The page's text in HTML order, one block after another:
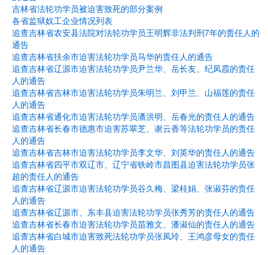
吉林省法轮功学员被迫害致死的部分案例
各省监狱奴工企业情况列表
追查吉林省农安县法院对法轮功学员王明辉非法判刑7年的责任人的
通告
追查吉林省扶余市迫害法轮功学员马华的责任人的通告
追查吉林省辽源市迫害法轮功学员尹兰华、岳长友、纪凤霞的责任
人的通告
追查吉林省吉林市迫害法轮功学员朱明兰、刘甲兰、山福莲的责任
人的通告
追查吉林省通化市迫害法轮功学员潘洪明、岳春光的责任人的通告
追查吉林省长春市德惠市迫害苏翠芝、谢云香等法轮功学员的责任
人的通告
追查吉林省吉林市迫害法轮功学员李文华、刘英华的责任人的通告
追查吉林省四平市双辽市、辽宁省铁岭市昌图县迫害法轮功学员张
超的责任人的通告
追查吉林省辽源市迫害法轮功学员谷久梅、梁桂娟、张淑芬的责任
人的通告
追查吉林省辽源市、东丰县迫害法轮功学员张秀芳的责任人的通告
追查吉林省长春市迫害法轮功学员苗雅文、潘淑仙的责任人的通告
追查吉林省白城市迫害致死法轮功学员张凤玲、王鸿彦母女的责任
人的通告